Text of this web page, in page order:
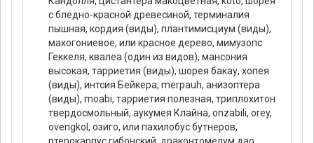
с бледно-красной древесиной, терминалия
пышная, кордия (виды), плантимисциум (виды),
махогониевое, или красное дерево, мимузопс
Геккеля, квалеа (один из видов), мансония
высокая, тарриетия (виды), шорея бакау, хопея
(виды), интсия Бейкера, merpauh, анизоптера
(виды), moabi, тарриетия полезная, триплохитон
твердосмольный, аукумея Клайна, onzabili, orey,
ovengkol, озиго, или пахилобус бутнеров,
птерокарпус гибонский, драконтомелум дао,